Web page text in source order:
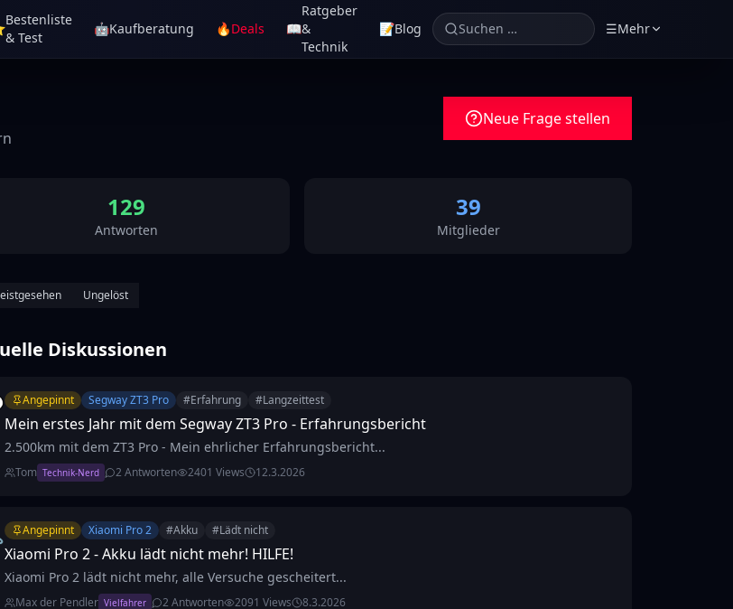
Bestenliste
& Test
🤖Kaufberatung 🔥Deals 📖
Ratgeber
&
Technik
📝Blog Suchen … ☰Mehr
Neue Frage stellen
129
Antworten
39
Mitglieder
Ungelöst
Diskussionen
Angepinnt Segway ZT3 Pro #Erfahrung #Langzeittest
Mein erstes Jahr mit dem Segway ZT3 Pro - Erfahrungsbericht
2.500km mit dem ZT3 Pro - Mein ehrlicher Erfahrungsbericht...
Tom Technik-Nerd 2 Antworten 2401 Views 12.3.2026
Angepinnt Xiaomi Pro 2 #Akku #Lädt nicht
Xiaomi Pro 2 - Akku lädt nicht mehr! HILFE!
Xiaomi Pro 2 lädt nicht mehr, alle Versuche gescheitert...
Max der Pendler Vielfahrer 2 Antworten 2091 Views 8.3.2026